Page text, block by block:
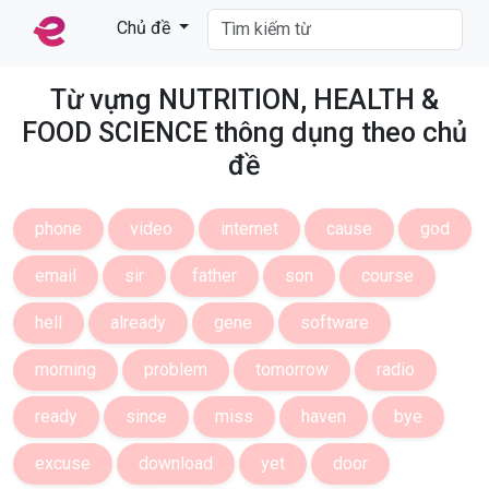
Chủ đề
Từ vựng NUTRITION, HEALTH &
FOOD SCIENCE thông dụng theo chủ
đề
phone video internet cause god
email sir father son course
hell already gene software
morning problem tomorrow radio
ready since miss haven bye
excuse download yet door